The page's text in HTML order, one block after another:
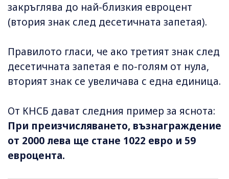
закръглява до най-близкия евроцент
(втория знак след десетичната запетая).
Правилото гласи, че ако третият знак след
десетичната запетая е по-голям от нула,
вторият знак се увеличава с една единица.
От КНСБ дават следния пример за яснота:
При преизчисляването, възнаграждение
от 2000 лева ще стане 1022 евро и 59
евроцента.